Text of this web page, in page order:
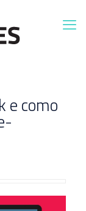
e como